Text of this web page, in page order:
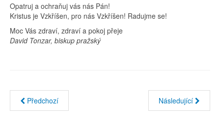
Opatruj a ochraňuj vás nás Pán!
Kristus je Vzkříšen, pro nás Vzkříšen! Radujme se!
Moc Vás zdraví, zdraví a pokoj přeje
David Tonzar, biskup pražský
Předchozí Následující